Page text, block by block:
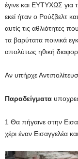
έγινε και ΕΥΤΥΧΩΣ για
εκεί ήταν ο Ρούζβελτ
αυτίς τις αθλιότητες
τα βαρύτατα ποινικά
απολύτως ηθική
Αν υπήρχε
Παραδείγματα
1 Θα πήγαινε στην
χέρι έναν Εισαγγελέα